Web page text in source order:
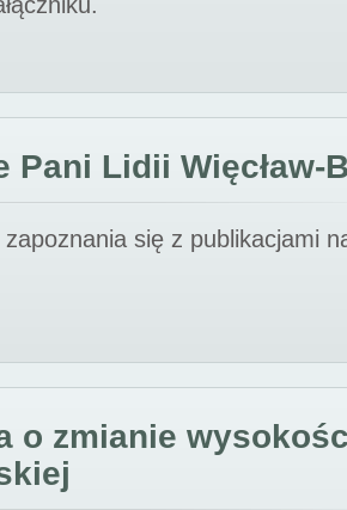
Pani Lidii Więcław-
się z publikacjami
o zmianie